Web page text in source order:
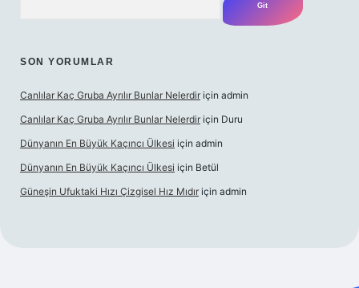
SON YORUMLAR
Canlılar Kaç Gruba Ayrılır Bunlar Nelerdir için admin
Canlılar Kaç Gruba Ayrılır Bunlar Nelerdir için Duru
Dünyanın En Büyük Kaçıncı Ülkesi için admin
Dünyanın En Büyük Kaçıncı Ülkesi için Betül
Güneşin Ufuktaki Hızı Çizgisel Hız Mıdır için admin